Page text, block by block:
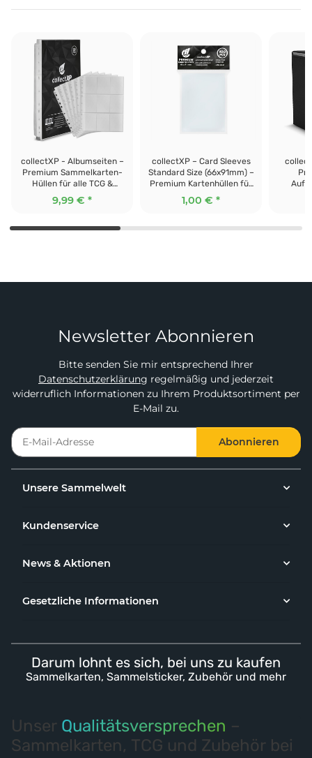
collectXP - Albumseiten –
Premium Sammelkarten-
Hüllen für alle TCG &
Sammelkarten ( Magic,
Pokemon, Yu-Gi-Oh! & co.)
9,99 €*
collectXP – Card Sleeves
Standard Size (66x91mm) –
Premium Kartenhüllen für
alle TCG & Sammelkarten
(100 Stk./transparent)
1,00 €*
Newsletter Abonnieren
Bitte senden Sie mir entsprechend Ihrer
Datenschutzerklärung regelmäßig und jederzeit
widerruflich Informationen zu Ihrem Produktsortiment per
E-Mail zu.
Abonnieren
Unsere Sammelwelt
Kundenservice
News & Aktionen
Gesetzliche Informationen
Darum lohnt es sich, bei uns zu kaufen
Sammelkarten, Sammelsticker, Zubehör und mehr
Unser Qualitätsversprechen –
Sammelkarten, TCG und Zubehör bei